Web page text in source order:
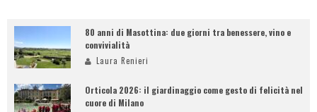
80 anni di Masottina: due giorni tra benessere, vino e
convivialità
Laura Renieri
Orticola 2026: il giardinaggio come gesto di felicità nel
cuore di Milano